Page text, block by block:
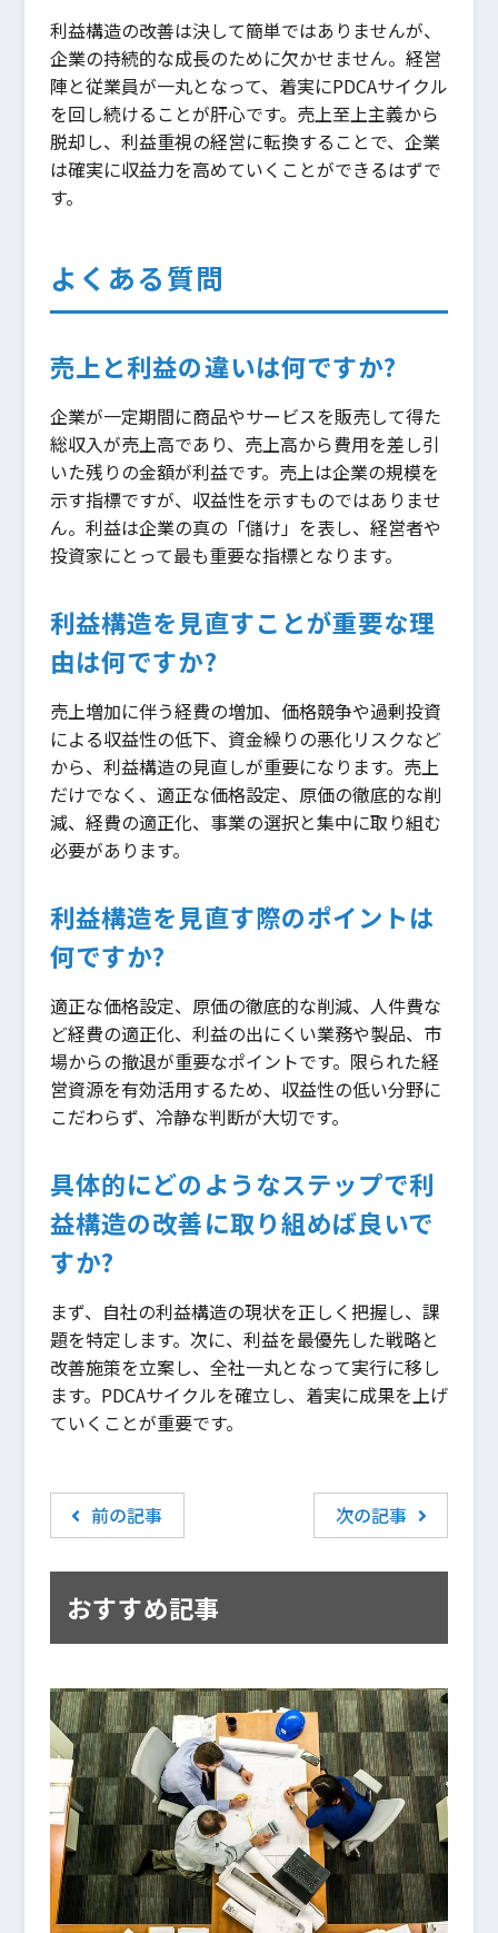
利益構造の改善は決して簡単ではありませんが、
企業の持続的な成長のために欠かせません。経営
陣と従業員が一丸となって、着実にPDCAサイクル
を回し続けることが肝心です。売上至上主義から
脱却し、利益重視の経営に転換することで、企業
は確実に収益力を高めていくことができるはずで
す。
よくある質問
売上と利益の違いは何ですか?
企業が一定期間に商品やサービスを販売して得た
総収入が売上高であり、売上高から費用を差し引
いた残りの金額が利益です。売上は企業の規模を
示す指標ですが、収益性を示すものではありませ
ん。利益は企業の真の「儲け」を表し、経営者や
投資家にとって最も重要な指標となります。
利益構造を見直すことが重要な理
由は何ですか?
売上増加に伴う経費の増加、価格競争や過剰投資
による収益性の低下、資金繰りの悪化リスクなど
から、利益構造の見直しが重要になります。売上
だけでなく、適正な価格設定、原価の徹底的な削
減、経費の適正化、事業の選択と集中に取り組む
必要があります。
利益構造を見直す際のポイントは
何ですか?
適正な価格設定、原価の徹底的な削減、人件費な
ど経費の適正化、利益の出にくい業務や製品、市
場からの撤退が重要なポイントです。限られた経
営資源を有効活用するため、収益性の低い分野に
こだわらず、冷静な判断が大切です。
具体的にどのようなステップで利
益構造の改善に取り組めば良いで
すか?
まず、自社の利益構造の現状を正しく把握し、課
題を特定します。次に、利益を最優先した戦略と
改善施策を立案し、全社一丸となって実行に移し
ます。PDCAサイクルを確立し、着実に成果を上げ
ていくことが重要です。
前の記事 次の記事
おすすめ記事